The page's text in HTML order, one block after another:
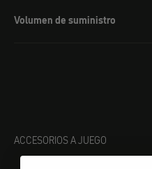
Volumen de suministro
ACCESORIOS A JUEGO